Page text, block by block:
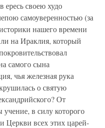
своею худо
самоуверенностью (за
нашего времени
на Ираклия, который
самого сына
чья железная рука
о святую
От
в силу которого
Церкви всех этих царей-